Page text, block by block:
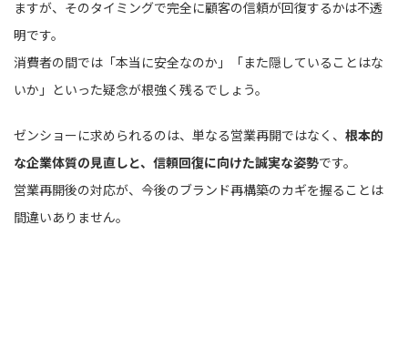
ますが、そのタイミングで完全に顧客の信頼が回復するかは不透
明です。
消費者の間では「本当に安全なのか」「また隠していることはな
いか」といった疑念が根強く残るでしょう。
ゼンショーに求められるのは、単なる営業再開ではなく、 根本的
な企業体質の見直しと、信頼回復に向けた誠実な姿勢です。
営業再開後の対応が、今後のブランド再構築のカギを握ることは
間違いありません。